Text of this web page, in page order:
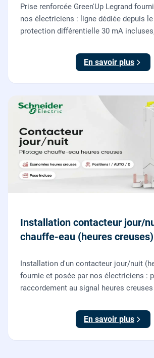
Prise renforcée Green'Up Legrand
nos électriciens : ligne dédiée depuis
protection différentielle 30 mA
En savoir plus
Installation contacteur jour/
chauffe-eau (heures creuses)
Installation d'un contacteur jour/nuit
fournie et posée par nos électriciens :
raccordement au signal heures
En savoir plus